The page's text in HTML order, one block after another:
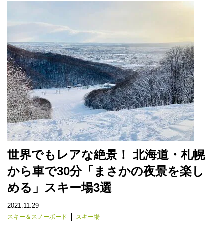
世界でもレアな絶景！ 北海道・札幌
から車で30分「まさかの夜景を楽し
める」スキー場3選
2021.11.29
スキー＆スノーボード スキー場